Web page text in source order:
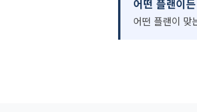
어떤 플랜이
어떤 플랜이 맞